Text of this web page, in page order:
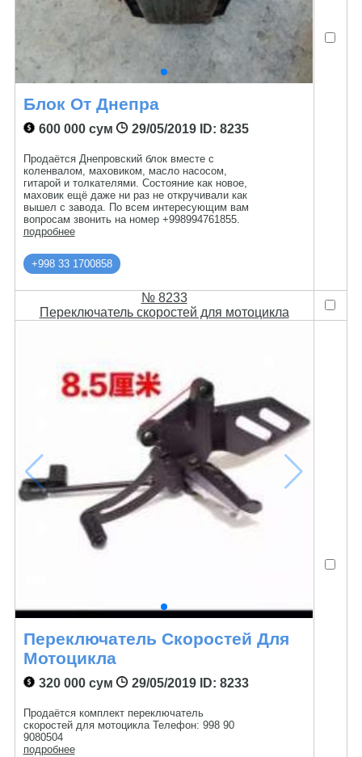
Блок От Днепра
600 000 сум 29/05/2019ID: 8235
Продаётся Днепровский блок вместе с
коленвалом, маховиком, масло насосом,
гитарой и толкателями. Состояние как новое,
маховик ещё даже ни раз не откручивали как
вышел с завода. По всем интересующим вам
вопросам звонить на номер +998994761855.
подробнее
+998 33 1700858
№ 8233
Переключатель скоростей для мотоцикла
Переключатель Скоростей Для
Мотоцикла
320 000 сум 29/05/2019ID: 8233
Продаётся комплект переключатель
скоростей для мотоцикла Телефон: 998 90
9080504
подробнее